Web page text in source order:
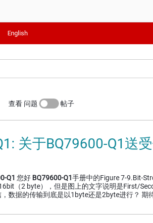
English
查看 问题 帖子
关于BQ79600-Q1送
Q1 您好 BQ79600-Q1手册中的Figure 7-9.Bit-
（2 byte），但是图上的文字说明是First/
，数据的传输到底是以1byte还是2byte进行？ 期